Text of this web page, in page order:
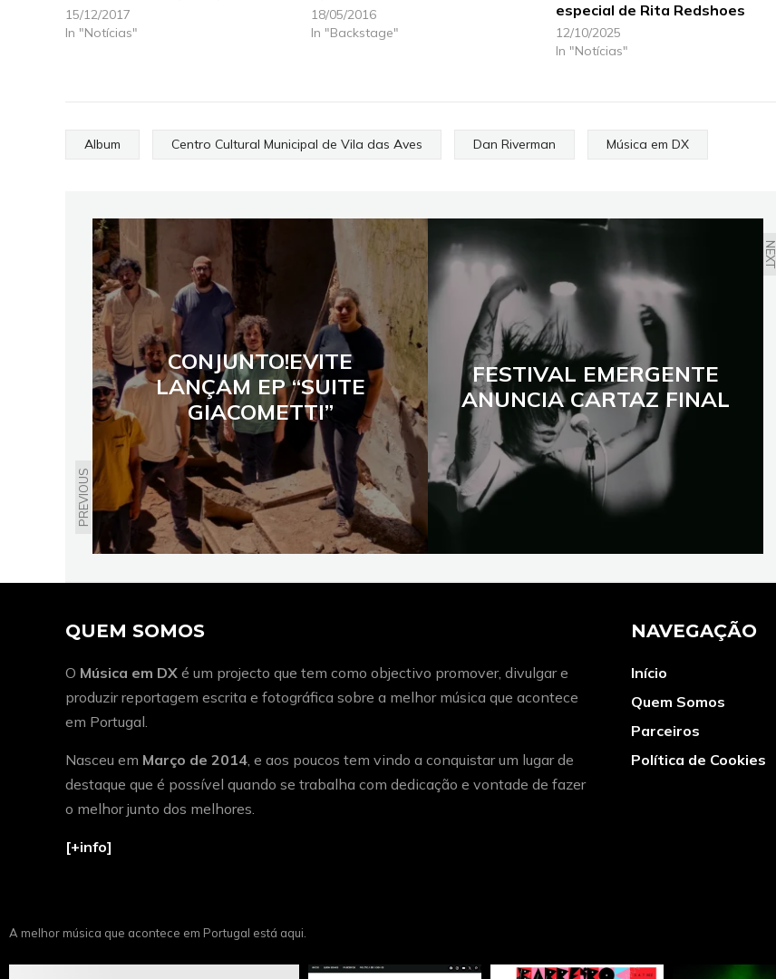
15/12/2017
In "Notícias"
18/05/2016
In "Backstage"
especial de Rita Redshoes
12/10/2025
In "Notícias"
Album Centro Cultural Municipal de Vila das Aves Dan Riverman Música em DX
PREVIOUS
CONJUNTO!EVITE
LANÇAM EP “SUITE
GIACOMETTI”
NEXT
FESTIVAL EMERGENTE
ANUNCIA CARTAZ FINAL
QUEM SOMOS
O Música em DX é um projecto que tem como objectivo promover, divulgar e
produzir reportagem escrita e fotográfica sobre a melhor música que acontece
em Portugal.
Nasceu em Março de 2014 , e aos poucos tem vindo a conquistar um lugar de
destaque que é possível quando se trabalha com dedicação e vontade de fazer
o melhor junto dos melhores.
[+info]
NAVEGAÇÃO
Início
Quem Somos
Parceiros
Política de Cookies
A melhor música que acontece em Portugal está aqui.